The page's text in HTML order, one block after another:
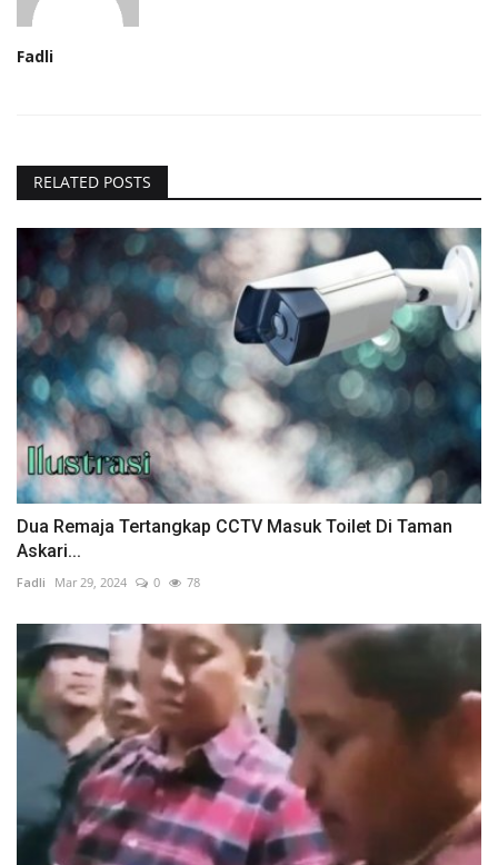
Fadli
RELATED POSTS
Dua Remaja Tertangkap CCTV Masuk Toilet Di Taman
Askari...
Fadli Mar 29, 2024 0 78